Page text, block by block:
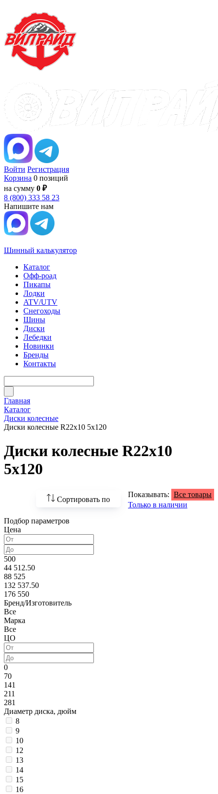
Войти Регистрация
Корзина 0 позиций
на сумму 0 ₽
8 (800) 333 58 23
Напишите нам
Шинный калькулятор
Каталог
Офф-роад
Пикапы
Лодки
ATV/UTV
Снегоходы
Шины
Диски
Лебедки
Новинки
Бренды
Контакты
Главная
Каталог
Диски колесные
Диски колесные R22x10 5x120
Диски колесные R22x10
5x120
Сортировать по
По возрастанию
По популярности
Показывать: Все товары
Только в наличии
Подбор параметров
Цена
500
44 512.50
88 525
132 537.50
176 550
Бренд/Изготовитель
Все
Марка
Все
ЦО
0
70
141
211
281
Диаметр диска, дюйм
8
9
10
12
13
14
15
16